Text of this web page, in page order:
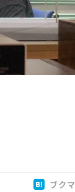
ブクマ